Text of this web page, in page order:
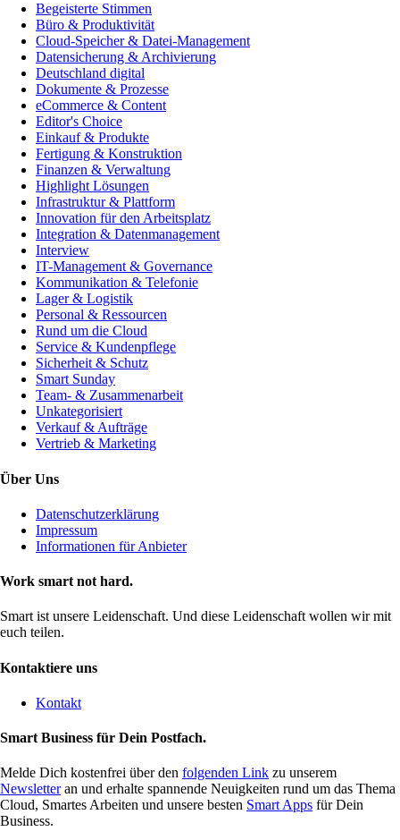
Begeisterte Stimmen
Büro & Produktivität
Cloud-Speicher & Datei-Management
Datensicherung & Archivierung
Deutschland digital
Dokumente & Prozesse
eCommerce & Content
Editor's Choice
Einkauf & Produkte
Fertigung & Konstruktion
Finanzen & Verwaltung
Highlight Lösungen
Infrastruktur & Plattform
Innovation für den Arbeitsplatz
Integration & Datenmanagement
Interview
IT-Management & Governance
Kommunikation & Telefonie
Lager & Logistik
Personal & Ressourcen
Rund um die Cloud
Service & Kundenpflege
Sicherheit & Schutz
Smart Sunday
Team- & Zusammenarbeit
Unkategorisiert
Verkauf & Aufträge
Vertrieb & Marketing
Über Uns
Datenschutzerklärung
Impressum
Informationen für Anbieter
Work smart not hard.
Smart ist unsere Leidenschaft. Und diese Leidenschaft wollen wir mit
euch teilen.
Kontaktiere uns
Kontakt
Smart Business für Dein Postfach.
Melde Dich kostenfrei über den folgenden Link zu unserem
Newsletteran und erhalte spannende Neuigkeiten rund um das Thema
Cloud, Smartes Arbeiten und unsere besten Smart Apps für Dein
Business.